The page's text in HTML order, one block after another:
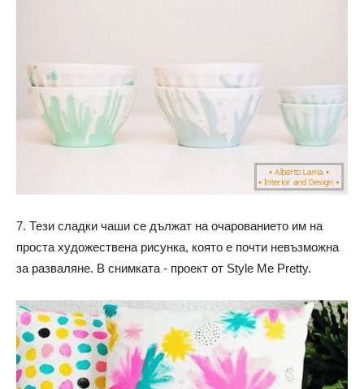
7. Тези сладки чаши се дължат на очарованието им на
проста художествена рисунка, която е почти невъзможна
за разваляне. В снимката - проект от Style Me Pretty.